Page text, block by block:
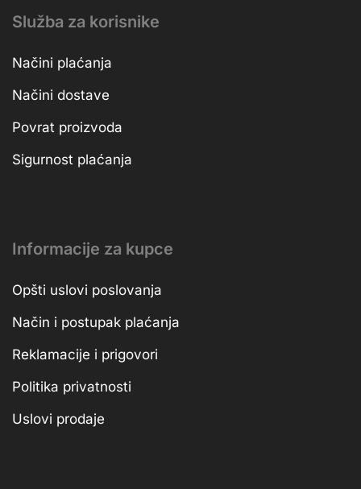
Služba za korisnike
Načini plaćanja
Načini dostave
Povrat proizvoda
Sigurnost plaćanja
Informacije za kupce
Opšti uslovi poslovanja
Način i postupak plaćanja
Reklamacije i prigovori
Politika privatnosti
Uslovi prodaje